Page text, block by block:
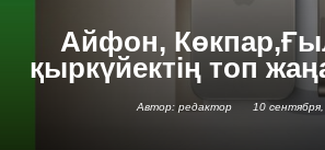
Айфон,
қыркүйектің топ
Автор: редактор 10